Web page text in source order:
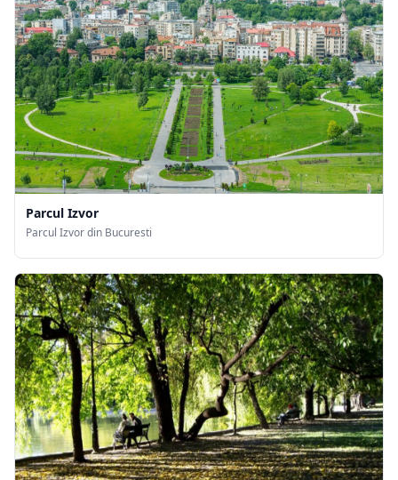
Parcul Izvor
Parcul Izvor din Bucuresti